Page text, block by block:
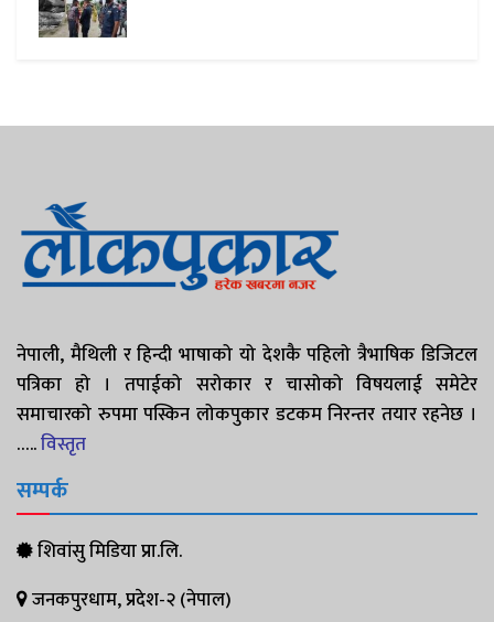
नेपाली, मैथिली र हिन्दी भाषाको यो देशकै पहिलो त्रैभाषिक डिजिटल
पत्रिका हो । तपाईको सरोकार र चासोको विषयलाई समेटेर
समाचारको रुपमा पस्किन लोकपुकार डटकम निरन्तर तयार रहनेछ ।
…..विस्तृत
सम्पर्क
शिवांसु मिडिया प्रा.लि.
जनकपुरधाम, प्रदेश-२ (नेपाल)